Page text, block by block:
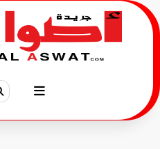
التجاوز
إلى
المحتوى